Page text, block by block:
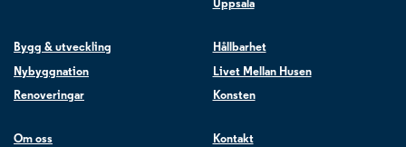
Uppsala
Bygg & utveckling
Nybyggnation
Renoveringar
Hållbarhet
Livet Mellan Husen
Konsten
Om oss Kontakt